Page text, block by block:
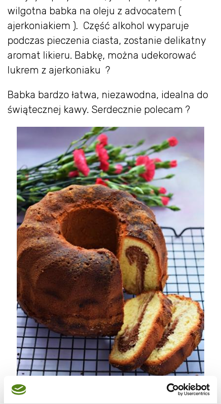
wilgotna babka na oleju z advocatem (
ajerkoniakiem ). Część alkohol wyparuje
podczas pieczenia ciasta, zostanie delikatny
aromat likieru. Babkę, można udekorować
lukrem z ajerkoniaku ?
Babka bardzo łatwa, niezawodna, idealna do
świątecznej kawy. Serdecznie polecam ?